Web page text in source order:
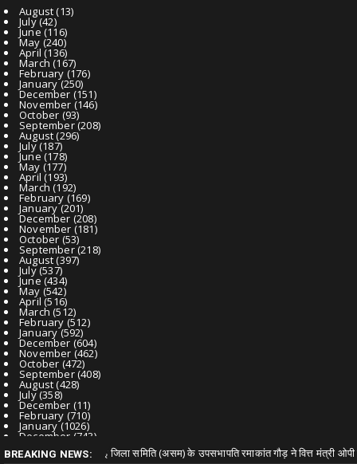
BREAKING NEWS:
के उपसभापति रमाकांत गौड़ ने वित्त मंत्री ओपी चौधरी से की आत्मीय मुलाकात
August(13)
July(42)
June(116)
May (240)
April (136)
March (167)
February (176)
January(250)
December (151)
November (146)
October (93)
September(208)
August(296)
July(187)
June(178)
May (177)
April (193)
March (192)
February (169)
January(201)
December (208)
November (181)
October (53)
September(218)
August(397)
July(537)
June(434)
May (542)
April (516)
March (512)
February (512)
January(592)
December (604)
November (462)
October (472)
September(408)
August(428)
July(358)
December (11)
February (710)
January(1026)
December (743)
October (20)